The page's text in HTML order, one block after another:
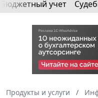
Бюджетный учет
Продукты и услуги